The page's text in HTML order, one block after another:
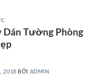
Dán Tường Phòng
2018 BỞI ADMIN